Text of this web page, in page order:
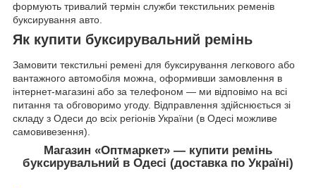
формують тривалий термін служби текстильних ременів
буксирування авто.
Як купити буксирувальний ремінь
Замовити текстильні ремені для буксирування легкового або
вантажного автомобіля можна, оформивши замовлення в
інтернет-магазині або за телефоном — ми відповімо на всі
питання та обговоримо угоду. Відправлення здійснюється зі
складу з Одеси до всіх регіонів України (в Одесі можливе
самовивезення).
Магазин «Оптмаркет» — купити ремінь
буксирувальний в Одесі (доставка по Україні)